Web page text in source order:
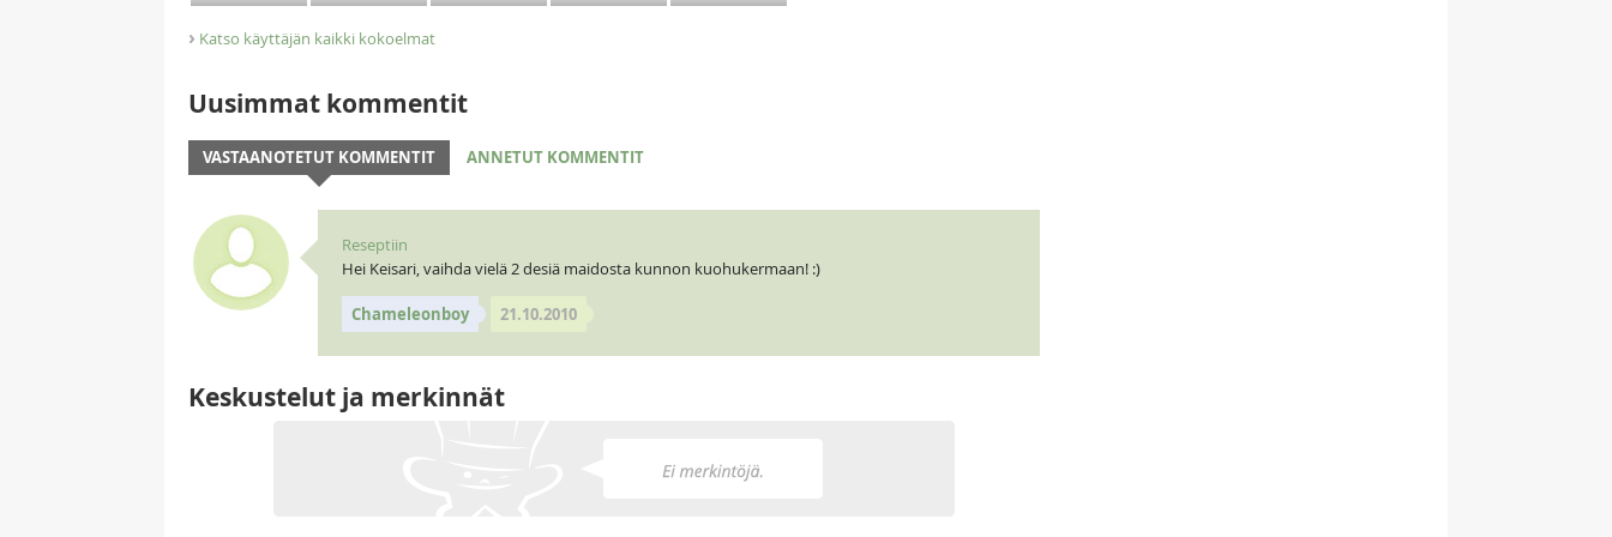
› Katso käyttäjän kaikki kokoelmat
Uusimmat kommentit
VASTAANOTETUT KOMMENTIT ANNETUT KOMMENTIT
Reseptiin
Hei Keisari, vaihda vielä 2 desiä maidosta kunnon kuohukermaan! :)
Chameleonboy 21.10.2010
Keskustelut ja merkinnät